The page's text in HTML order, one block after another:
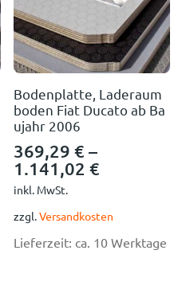
Bodenplatte, Laderaum
boden Fiat Ducato ab Ba
ujahr 2006
369,29€ –
1.141,02€
inkl. MwSt.
zzgl.Versandkosten
Lieferzeit: ca. 10 Werktage